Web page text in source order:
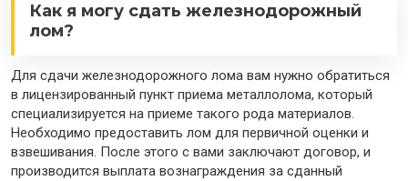
Как я могу сдать железнодорожный
лом?
Для сдачи железнодорожного лома вам нужно обратиться
в лицензированный пункт приема металлолома, который
специализируется на приеме такого рода материалов.
Необходимо предоставить лом для первичной оценки и
взвешивания. После этого с вами заключают договор, и
производится выплата вознаграждения за сданный